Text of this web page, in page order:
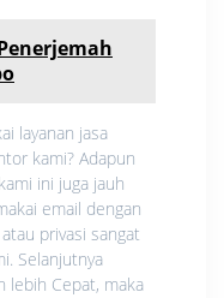
layanan jasa
kami? Adapun
ini juga jauh
email dengan
privasi sangat
Selanjutnya
lebih Cepat, maka